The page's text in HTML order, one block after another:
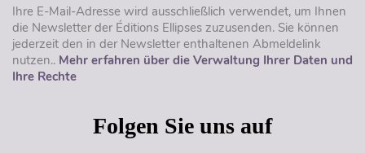
Ihre E-Mail-Adresse wird ausschließlich verwendet, um Ihnen
die Newsletter der Éditions Ellipses zuzusenden. Sie können
jederzeit den in der Newsletter enthaltenen Abmeldelink
nutzen.. Mehr erfahren über die Verwaltung Ihrer Daten und
Ihre Rechte
Folgen Sie uns auf